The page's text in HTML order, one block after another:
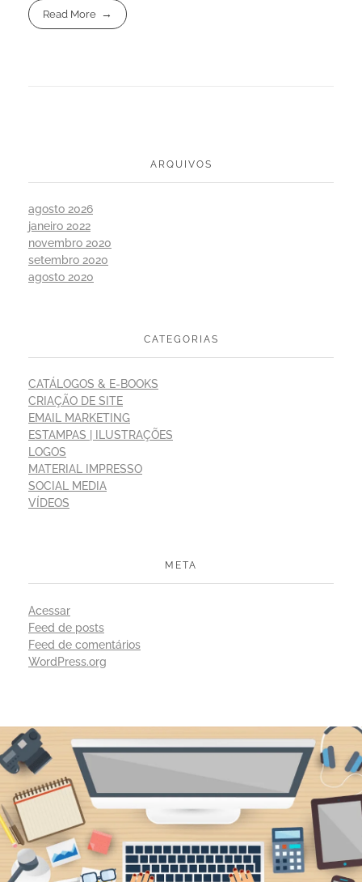
Read More
ARQUIVOS
agosto 2026
janeiro 2022
novembro 2020
setembro 2020
agosto 2020
CATEGORIAS
CATÁLOGOS & E-BOOKS
CRIAÇÃO DE SITE
EMAIL MARKETING
ESTAMPAS | ILUSTRAÇÕES
LOGOS
MATERIAL IMPRESSO
SOCIAL MEDIA
VÍDEOS
META
Acessar
Feed de posts
Feed de comentários
WordPress.org